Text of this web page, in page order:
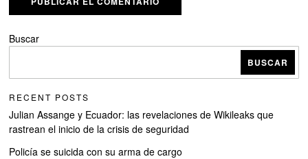
Buscar
BUSCAR
RECENT POSTS
Julian Assange y Ecuador: las revelaciones de Wikileaks que
rastrean el inicio de la crisis de seguridad
Policía se suicida con su arma de cargo